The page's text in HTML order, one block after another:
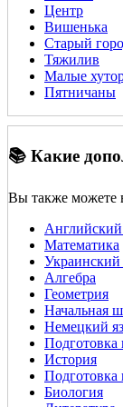
Центр
Вишенька
Старый
Тяжилив
Малые
Пятничаны
📚 Какие
Вы также можете
Математика
Украинский
Алгебра
Геометрия
Начальная
Немецкий
Подготовка
История
Биология